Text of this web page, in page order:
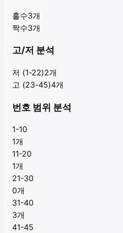
홀수3개
짝수3개
고/저 분석
저 (1-22)2개
고 (23-45)4개
번호 범위 분석
1-10
1개
11-20
1개
21-30
0개
31-40
3개
41-45